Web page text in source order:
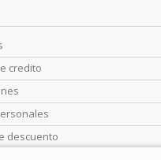
credito
descuento